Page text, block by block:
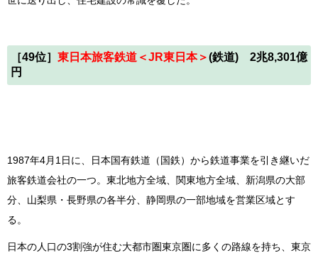
［49位］ 東日本旅客鉄道＜JR東日本＞(鉄道) 2兆8,301億
円
1987年4月1日に、日本国有鉄道（国鉄）から鉄道事業を引き継いだ
旅客鉄道会社の一つ。東北地方全域、関東地方全域、新潟県の大部
分、山梨県・長野県の各半分、静岡県の一部地域を営業区域とす
る。
日本の人口の3割強が住む大都市圏東京圏に多くの路線を持ち、東京